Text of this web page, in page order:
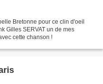
Bretonne pour ce clin d'oeil
Gilles SERVAT un de mes
cette chanson !